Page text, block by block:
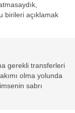
birileri açıklamak
gerekli transferleri
olma yolunda
sabrı